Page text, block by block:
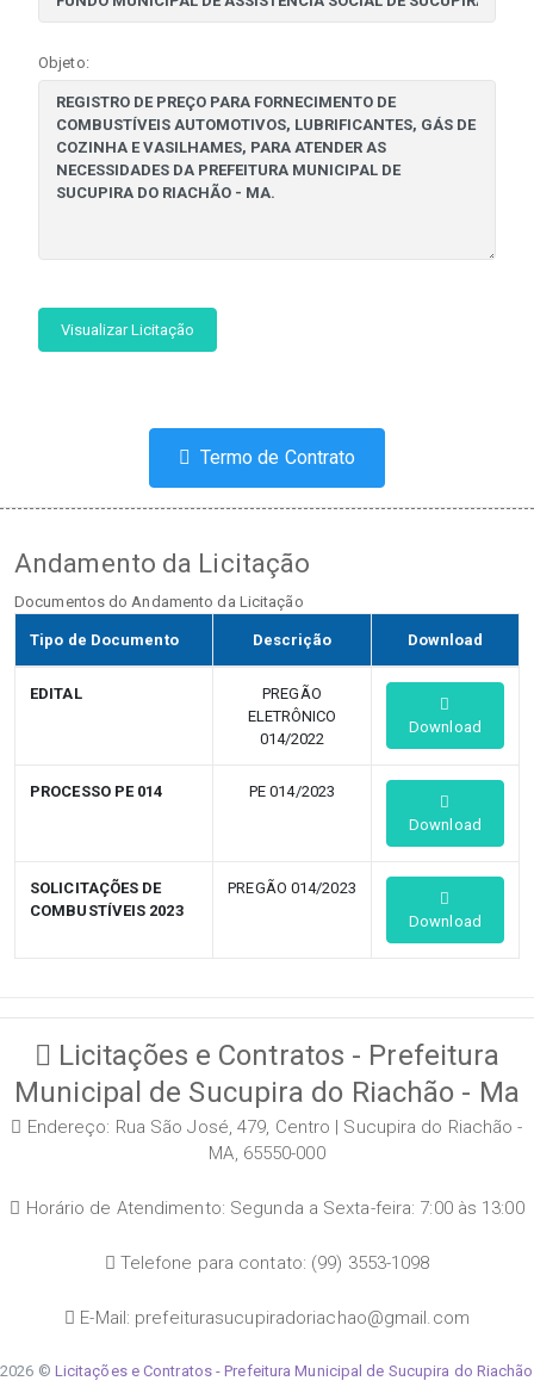
Objeto:
Visualizar Licitação
Termo de Contrato
Andamento da Licitação
Documentos do Andamento da Licitação
Tipo de Documento Descrição Download
EDITAL
PREGÃO
ELETRÔNICO
014/2022
Download
PROCESSO PE 014
PE 014/2023
Download
SOLICITAÇÕES DE
COMBUSTÍVEIS 2023
PREGÃO 014/2023
Download
Licitações e Contratos - Prefeitura
Municipal de Sucupira do Riachão - Ma
Endereço: Rua São José, 479, Centro | Sucupira do Riachão -
MA, 65550-000
Horário de Atendimento: Segunda a Sexta-feira: 7:00 às 13:00
Telefone para contato: (99) 3553-1098
E-Mail: prefeiturasucupiradoriachao@gmail.com
2026 © Licitações e Contratos - Prefeitura Municipal de Sucupira do Riachão